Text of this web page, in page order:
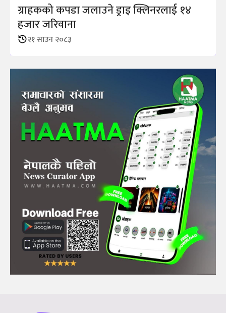
ग्राहकको कपडा जलाउने ड्राइ क्लिनरलाई १४
हजार जरिवाना
२१ साउन २०८३